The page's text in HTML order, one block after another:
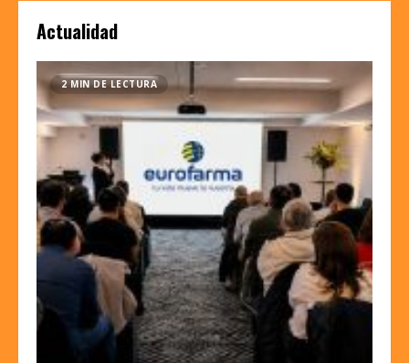
Actualidad
2 MIN DE LECTURA